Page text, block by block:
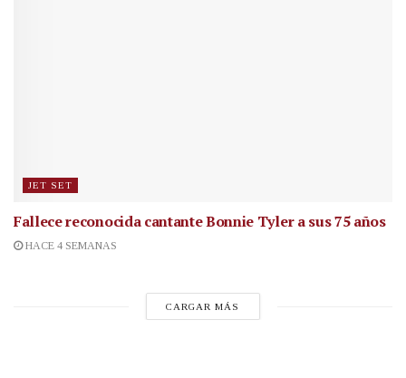
JET SET
Fallece reconocida cantanteBonnie Tyler a sus 75 años
HACE 4 SEMANAS
CARGAR MÁS